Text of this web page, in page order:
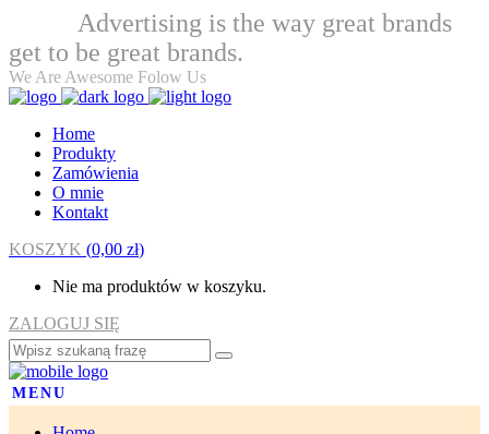
Advertising is the way great brands
get to be great brands.
We Are Awesome Folow Us
Home
Produkty
Zamówienia
O mnie
Kontakt
KOSZYK (0,00 zł)
Nie ma produktów w koszyku.
ZALOGUJ SIĘ
MENU